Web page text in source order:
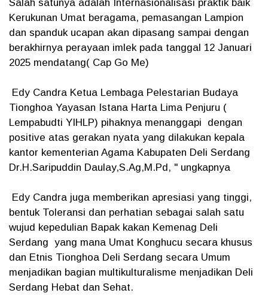
Salah satunya adalah Internasionalisasi praktik baik
Kerukunan Umat beragama, pemasangan Lampion
dan spanduk ucapan akan dipasang sampai dengan
berakhirnya perayaan imlek pada tanggal 12 Januari
2025 mendatang( Cap Go Me)
Edy Candra Ketua Lembaga Pelestarian Budaya
Tionghoa Yayasan Istana Harta Lima Penjuru (
Lempabudti YIHLP) pihaknya menanggapi dengan
positive atas gerakan nyata yang dilakukan kepala
kantor kementerian Agama Kabupaten Deli Serdang
Dr.H.Saripuddin Daulay,S.Ag,M.Pd, " ungkapnya
Edy Candra juga memberikan apresiasi yang tinggi,
bentuk Toleransi dan perhatian sebagai salah satu
wujud kepedulian Bapak kakan Kemenag Deli
Serdang yang mana Umat Konghucu secara khusus
dan Etnis Tionghoa Deli Serdang secara Umum
menjadikan bagian multikulturalisme menjadikan Deli
Serdang Hebat dan Sehat.